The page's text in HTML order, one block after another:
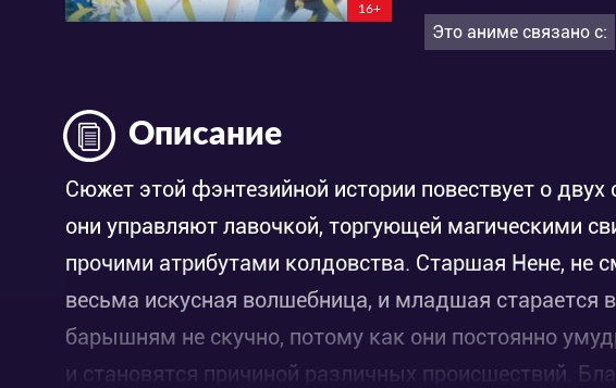
16+
Это аниме связано с:
Описание
Сюжет этой фэнтезийной истории повествует о двух
они управляют лавочкой, торгующей магическими
прочими атрибутами колдовства. Старшая Нене, не
весьма искусная волшебница, и младшая старается
барышням не скучно, потому как они постоянно
и становятся причиной различных происшествий.